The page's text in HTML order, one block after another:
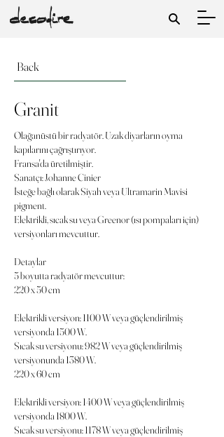
Back
Granit
Olağanüstü bir radyatör. Uzak diyarların oyma
kapılarını çağrıştırıyor.
Fransa'da üretilmiştir.
Sanatçı: Johanne Cinier
İsteğe bağlı olarak Siyah veya Ultramarin Mavisi
pigment.
Elektrikli, sıcak su veya Greenor (ısı pompaları için)
versiyonları mevcuttur.
Detaylar
5 boyutta radyatör mevcuttur:
220 x 50 cm
Elektrikli versiyon: 1100 W veya güçlendirilmiş
versiyonda 1500 W.
Sıcak su versiyonu: 982 W veya güçlendirilmiş
versiyonunda 1380 W.
220 x 60 cm
Elektrikli versiyon: 1400 W veya güçlendirilmiş
versiyonda 1800 W.
Sıcak su versiyonu: 1178 W veya güçlendirilmiş